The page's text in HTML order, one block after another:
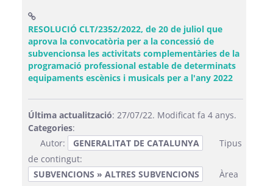
RESOLUCIÓ CLT/2352/2022, de 20 de juliol que
aprova la convocatòria per a la concessió de
subvencionsa les activitats complementàries de la
programació professional estable de determinats
equipaments escènics i musicals per a l'any 2022(Obre
Última actualització: 27/07/22. Modificat fa 4 anys.
Categories:
Autor:
GENERALITAT DE CATALUNYA
Tipus
de contingut:
SUBVENCIONS » ALTRES SUBVENCIONS
Àrea